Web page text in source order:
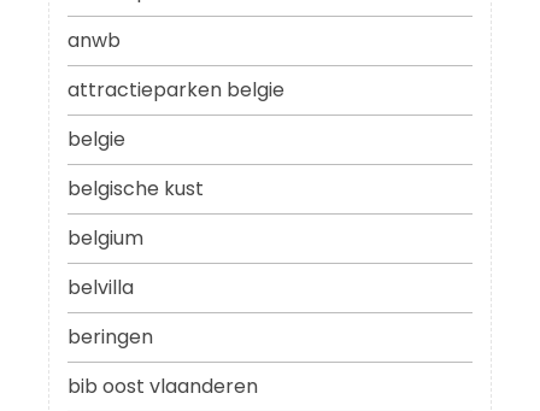
anwb
attractieparken belgie
belgie
belgische kust
belgium
belvilla
beringen
bib oost vlaanderen